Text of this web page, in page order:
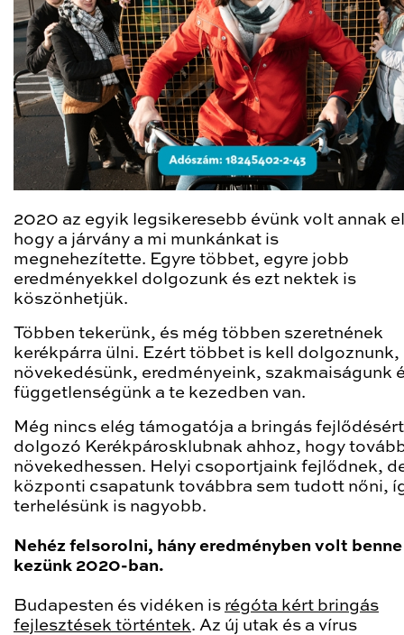
2020 az egyik legsikeresebb évünk volt annak
hogy a járvány a mi munkánkat is
megnehezítette. Egyre többet, egyre jobb
eredményekkel dolgozunk és ezt nektek is
köszönhetjük.
Többen tekerünk, és még többen szeretnének
kerékpárra ülni. Ezért többet is kell dolgoznunk,
növekedésünk, eredményeink, szakmaiságunk
függetlenségünk a te kezedben van.
Még nincs elég támogatója a bringás fejlődésért
dolgozó Kerékpárosklubnak ahhoz, hogy
növekedhessen. Helyi csoportjaink fejlődnek,
központi csapatunk továbbra sem tudott nőni,
terhelésünk is nagyobb.
Nehéz felsorolni, hány eredményben volt benne
kezünk 2020-ban.
Budapesten és vidéken is régóta kért bringás
fejlesztések történtek. Az új utak és a vírus